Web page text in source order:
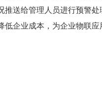
推送给管理人员进行预警
低企业成本，为企业物联应